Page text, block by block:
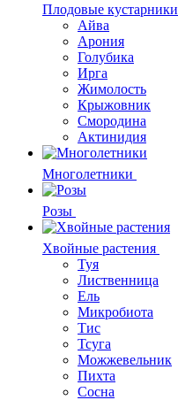
Плодовые кустарники
Айва
Арония
Голубика
Ирга
Жимолость
Крыжовник
Смородина
Актинидия
Многолетники
Розы
Хвойные растения
Туя
Лиственница
Ель
Микробиота
Тис
Тсуга
Можжевельник
Пихта
Сосна